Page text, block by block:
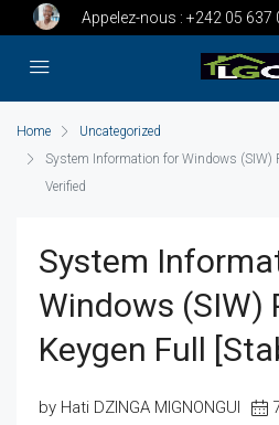
Appelez-nous : +242 05 637
Home
Uncategorized
System Information for Windows (SIW)
Verified
System
Windows (SIW)
Keygen Full
by Hati DZINGA MIGNONGUI